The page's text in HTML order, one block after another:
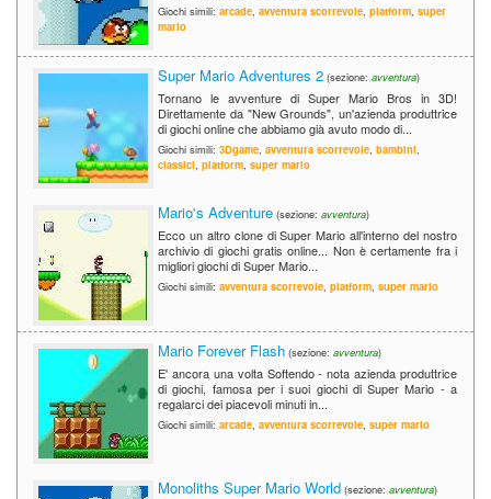
Giochi simili: arcade, avventura scorrevole, platform, super
mario
Super Mario Adventures 2 (sezione: avventura)
Tornano le avventure di Super Mario Bros in 3D!
Direttamente da "New Grounds", un'azienda produttrice
di giochi online che abbiamo già avuto modo di...
Giochi simili: 3Dgame, avventura scorrevole, bambini,
classici, platform, super mario
Mario's Adventure (sezione: avventura)
Ecco un altro clone di Super Mario all'interno del nostro
archivio di giochi gratis online... Non è certamente fra i
migliori giochi di Super Mario...
Giochi simili: avventura scorrevole, platform, super mario
Mario Forever Flash (sezione: avventura)
E' ancora una volta Softendo - nota azienda produttrice
di giochi, famosa per i suoi giochi di Super Mario - a
regalarci dei piacevoli minuti in...
Giochi simili: arcade, avventura scorrevole, super mario
Monoliths Super Mario World (sezione: avventura)